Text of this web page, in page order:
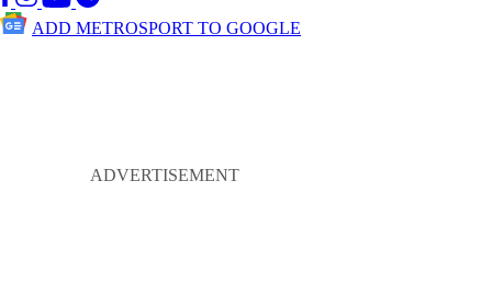
ADD METROSPORT TO GOOGLE